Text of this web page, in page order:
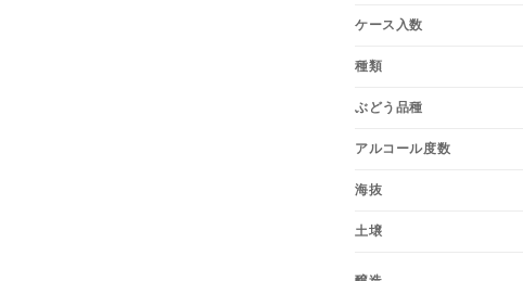
ケース入数
種類
ぶどう品種
アルコール度数
海抜
土壌